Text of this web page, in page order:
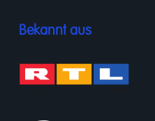
Bekannt aus